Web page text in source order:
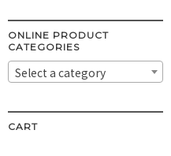
ONLINE PRODUCT
CATEGORIES
Select a category
CART